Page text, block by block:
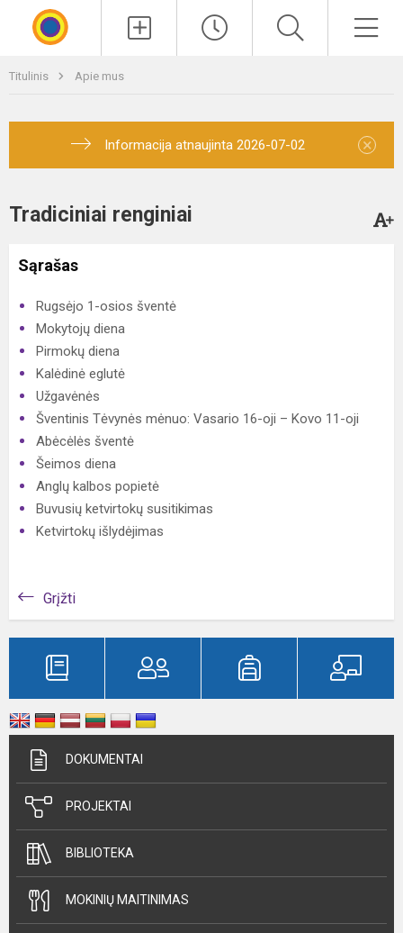
Titulinis Apie mus
Informacija atnaujinta 2026-07-02 ×
Tradiciniai renginiai
Sąrašas
Rugsėjo 1-osios šventė
Mokytojų diena
Pirmokų diena
Kalėdinė eglutė
Užgavėnės
Šventinis Tėvynės mėnuo: Vasario 16-oji – Kovo 11-oji
Abėcėlės šventė
Šeimos diena
Anglų kalbos popietė
Buvusių ketvirtokų susitikimas
Ketvirtokų išlydėjimas
Grįžti
DOKUMENTAI
PROJEKTAI
BIBLIOTEKA
MOKINIŲ MAITINIMAS